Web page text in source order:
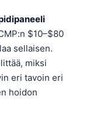
$10–$80
sellaisen.
miksi
eri tavoin eri
hoidon